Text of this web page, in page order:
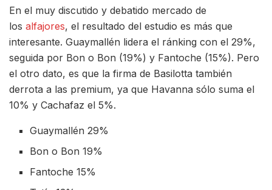
En el muy discutido y debatido mercado de
los alfajores, el resultado del estudio es más que
interesante. Guaymallén lidera el ránking con el 29%,
seguida por Bon o Bon (19%) y Fantoche (15%). Pero
el otro dato, es que la firma de Basilotta también
derrota a las premium, ya que Havanna sólo suma el
10% y Cachafaz el 5%.
Guaymallén 29%
Bon o Bon 19%
Fantoche 15%